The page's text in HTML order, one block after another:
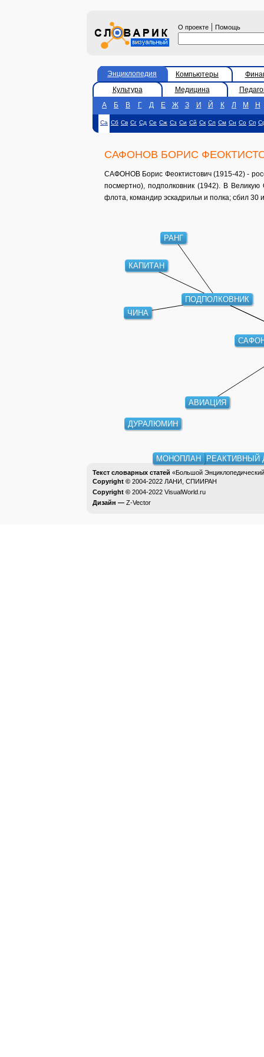
О проекте | Помощь
Энциклопедия Компьютеры
Культура
Медицина
А
Б В Г Д Е Ж З И Й К Л М Н
Са Сб Св Сг Сд Се Сж Сз Си Сй Ск Сл См Сн Со Сп
САФОНОВ БОРИС
САФОНОВ Борис Феоктистович (1915-42) -
посмертно), подполковник (1942). В
флота, командир эскадрильи и полка; сбил 30
ПОДПОЛКОВНИК
АВИАЦИЯ
ЧИНА
РАНГ
КАПИТАН
РЕАКТИВНЫЙ
МОНОПЛАН
ДУРАЛЮМИН
Текст словарных статей «Большой
Copyright © 2004-2022 ЛАНИ, СПИИРАН
Copyright © 2004-2022 VisualWorld.ru
Дизайн — Z-Vector